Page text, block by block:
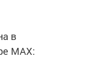
в
MАХ: